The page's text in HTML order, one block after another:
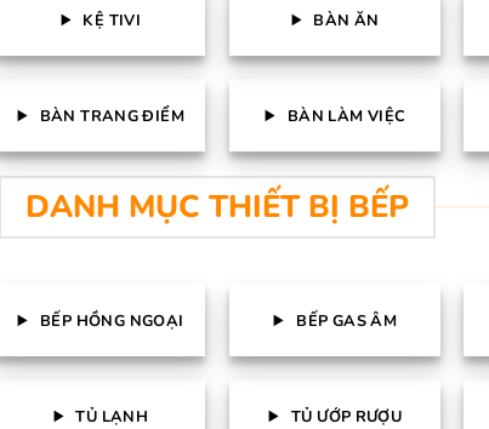
KỆ TIVI BÀN ĂN
BÀN TRANG ĐIỂM BÀN LÀM VIỆC
DANH MỤC THIẾT BỊ BẾP
BẾP HỒNG NGOẠI BẾP GAS ÂM
TỦ LẠNH TỦ ƯỚP RƯỢU